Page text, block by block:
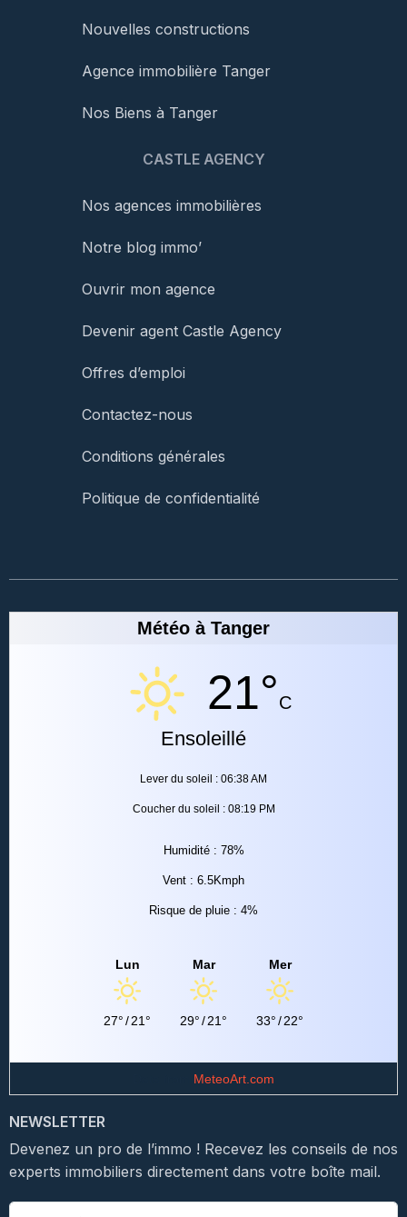
Nouvelles constructions
Agence immobilière Tanger
Nos Biens à Tanger
CASTLE AGENCY
Nos agences immobilières
Notre blog immo’
Ouvrir mon agence
Devenir agent Castle Agency
Offres d’emploi
Contactez-nous
Conditions générales
Politique de confidentialité
Météo à Tanger
21°C
Ensoleillé
Lever du soleil : 06:38 AM
Coucher du soleil : 08:19 PM
Humidité : 78%
Vent : 6.5Kmph
Risque de pluie : 4%
Lun
27°/21°
Mar
29°/21°
Mer
33°/22°
MeteoArt.com
NEWSLETTER
Devenez un pro de l’immo ! Recevez les conseils de nos
experts immobiliers directement dans votre boîte mail.